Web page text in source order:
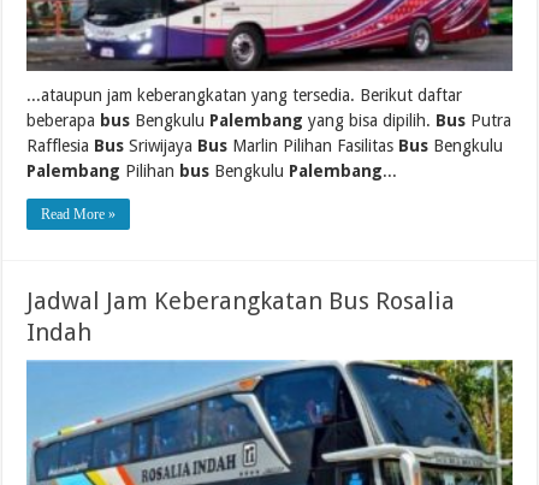
...ataupun jam keberangkatan yang tersedia. Berikut daftar
beberapa bus Bengkulu Palembang yang bisa dipilih. Bus Putra
Rafflesia Bus Sriwijaya Bus Marlin Pilihan Fasilitas Bus Bengkulu
Palembang Pilihan bus Bengkulu Palembang...
Read More »
Jadwal Jam Keberangkatan Bus Rosalia
Indah